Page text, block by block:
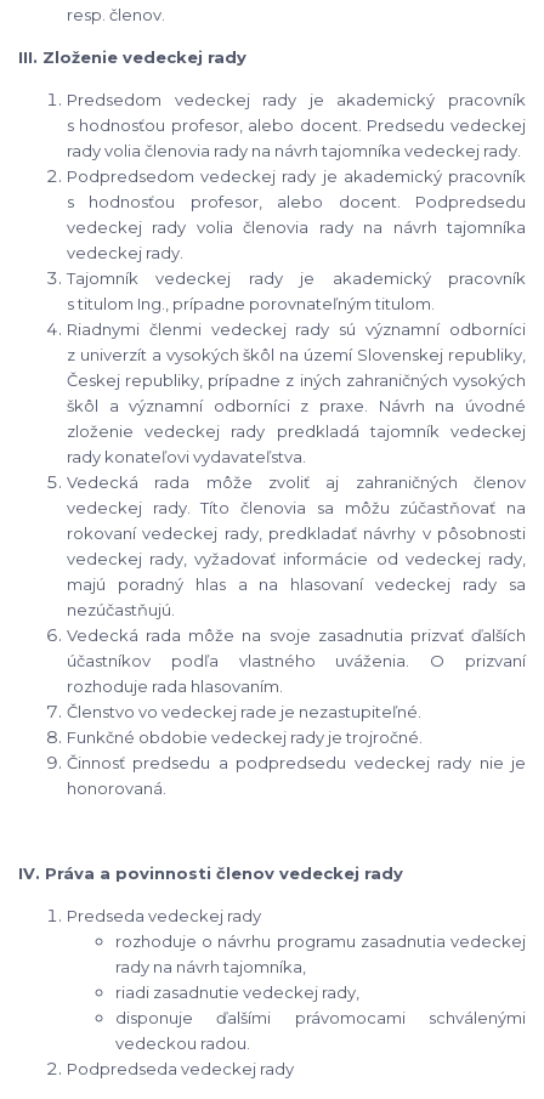
resp. členov.
III. Zloženie vedeckej rady
Predsedom vedeckej rady je akademický pracovník
s hodnosťou profesor, alebo docent. Predsedu vedeckej
rady volia členovia rady na návrh tajomníka vedeckej rady.
Podpredsedom vedeckej rady je akademický pracovník
s hodnosťou profesor, alebo docent. Podpredsedu
vedeckej rady volia členovia rady na návrh tajomníka
vedeckej rady.
Tajomník vedeckej rady je akademický pracovník
s titulom Ing., prípadne porovnateľným titulom.
Riadnymi členmi vedeckej rady sú významní odborníci
z univerzít a vysokých škôl na území Slovenskej republiky,
Českej republiky, prípadne z iných zahraničných vysokých
škôl a významní odborníci z praxe. Návrh na úvodné
zloženie vedeckej rady predkladá tajomník vedeckej
rady konateľovi vydavateľstva.
Vedecká rada môže zvoliť aj zahraničných členov
vedeckej rady. Títo členovia sa môžu zúčastňovať na
rokovaní vedeckej rady, predkladať návrhy v pôsobnosti
vedeckej rady, vyžadovať informácie od vedeckej rady,
majú poradný hlas a na hlasovaní vedeckej rady sa
nezúčastňujú.
Vedecká rada môže na svoje zasadnutia prizvať ďalších
účastníkov podľa vlastného uváženia. O prizvaní
rozhoduje rada hlasovaním.
Členstvo vo vedeckej rade je nezastupiteľné.
Funkčné obdobie vedeckej rady je trojročné.
Činnosť predsedu a podpredsedu vedeckej rady nie je
honorovaná.
IV. Práva a povinnosti členov vedeckej rady
Predseda vedeckej rady
rozhoduje o návrhu programu zasadnutia vedeckej
rady na návrh tajomníka,
riadi zasadnutie vedeckej rady,
disponuje ďalšími právomocami schválenými
vedeckou radou.
Podpredseda vedeckej rady